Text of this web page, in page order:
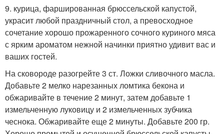
9. курица, фаршированная брюссельской капустой,
украсит любой праздничный стол, а превосходное
сочетание хорошо прожаренного сочного куриного мяса
с ярким ароматом нежной начинки приятно удивит вас и
ваших гостей.
На сковороде разогрейте 3 ст. Ложки сливочного масла.
Добавьте 2 мелко нарезанных ломтика бекона и
обжаривайте в течение 2 минут, затем добавьте 1
измельченную луковицу и 2 измельченных зубчика
чеснока. Обжаривайте еще 2 минуты. Добавьте 200 гр.